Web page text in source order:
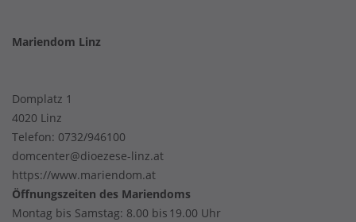
Mariendom Linz
Domplatz 1
4020 Linz
Telefon: 0732/946100
domcenter@dioezese-linz.at
https://www.mariendom.at
Öffnungszeiten des Mariendoms
Montag bis Samstag: 8.00 bis 19.00 Uhr